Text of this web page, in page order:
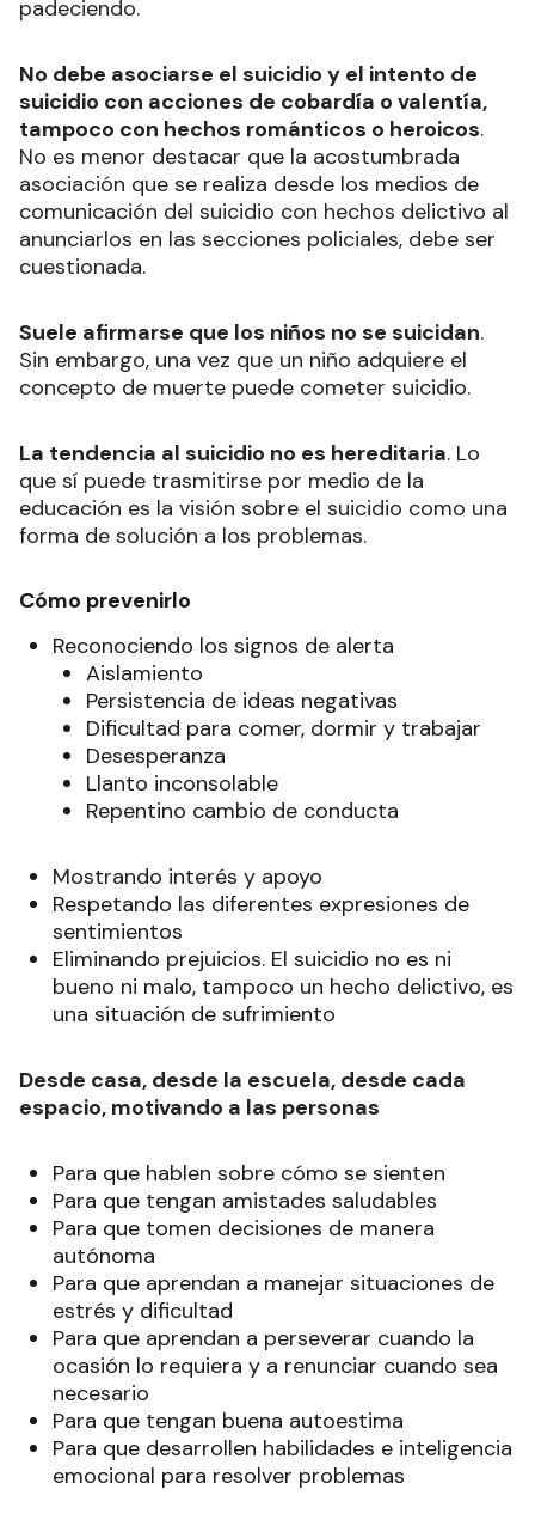
padeciendo.
No debe asociarse el suicidio y el intento de
suicidio con acciones de cobardía o valentía,
tampoco con hechos románticos o heroicos.
No es menor destacar que la acostumbrada
asociación que se realiza desde los medios de
comunicación del suicidio con hechos delictivo al
anunciarlos en las secciones policiales, debe ser
cuestionada.
Suele afirmarse que los niños no se suicidan.
Sin embargo, una vez que un niño adquiere el
concepto de muerte puede cometer suicidio.
La tendencia al suicidio no es hereditaria. Lo
que sí puede trasmitirse por medio de la
educación es la visión sobre el suicidio como una
forma de solución a los problemas.
Cómo prevenirlo
Reconociendo los signos de alerta
Aislamiento
Persistencia de ideas negativas
Dificultad para comer, dormir y trabajar
Desesperanza
Llanto inconsolable
Repentino cambio de conducta
Mostrando interés y apoyo
Respetando las diferentes expresiones de
sentimientos
Eliminando prejuicios. El suicidio no es ni
bueno ni malo, tampoco un hecho delictivo, es
una situación de sufrimiento
Desde casa, desde la escuela, desde cada
espacio, motivando a las personas
Para que hablen sobre cómo se sienten
Para que tengan amistades saludables
Para que tomen decisiones de manera
autónoma
Para que aprendan a manejar situaciones de
estrés y dificultad
Para que aprendan a perseverar cuando la
ocasión lo requiera y a renunciar cuando sea
necesario
Para que tengan buena autoestima
Para que desarrollen habilidades e inteligencia
emocional para resolver problemas